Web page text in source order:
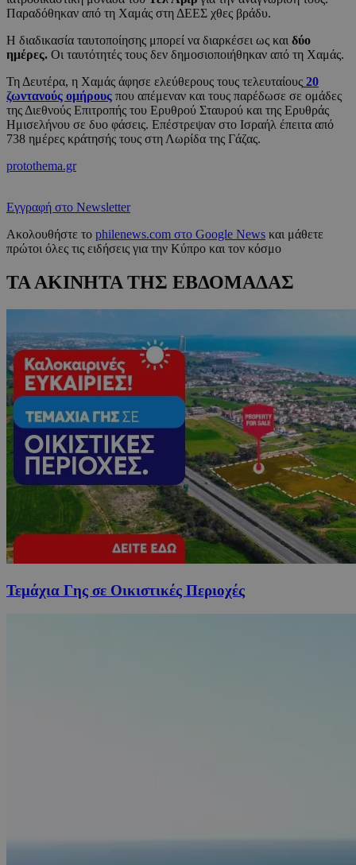
Παραδόθηκαν από τη Χαμάς στη ΔΕΕΣ χθες βράδυ.
Η διαδικασία ταυτοποίησης μπορεί να διαρκέσει ως και δύο
ημέρες. Οι ταυτότητές τους δεν δημοσιοποιήθηκαν από τη Χαμάς.
Τη Δευτέρα, η Χαμάς άφησε ελεύθερους τους τελευταίους 20
ζωντανούς ομήρους που απέμεναν και τους παρέδωσε σε ομάδες
της Διεθνούς Επιτροπής του Ερυθρού Σταυρού και της Ερυθράς
Ημισελήνου σε δυο φάσεις. Επέστρεψαν στο Ισραήλ έπειτα από
738 ημέρες κράτησής τους στη Λωρίδα της Γάζας.
protothema.gr
Εγγραφή στο Newsletter
Ακολουθήστε το philenews.com στο Google News και μάθετε
πρώτοι όλες τις ειδήσεις για την Κύπρο και τον κόσμο
ΤΑ ΑΚΙΝΗΤΑ ΤΗΣ ΕΒΔΟΜΑΔΑΣ
Τεμάχια Γης σε Οικιστικές Περιοχές